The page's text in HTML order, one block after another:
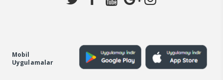
Mobil
Uygulamalar